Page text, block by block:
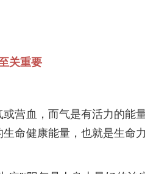
关重要
营血，而气是有活力的能
命健康能量，也就是生命